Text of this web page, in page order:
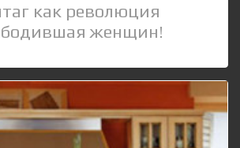
как революция
женщин!